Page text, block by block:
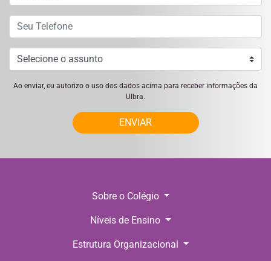
Ao enviar, eu autorizo o uso dos dados acima para receber informações da
Ulbra.
ENVIAR
Sobre o Colégio
Níveis de Ensino
Estrutura Organizacional